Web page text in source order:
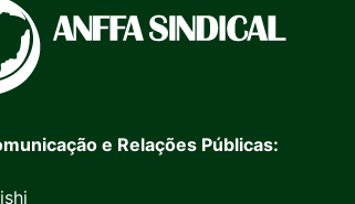
e Relações Públicas: